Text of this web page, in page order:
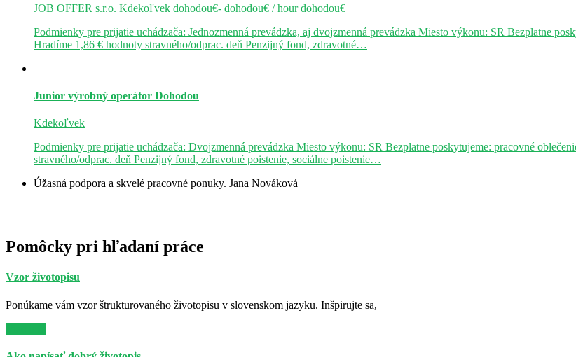
JOB OFFER s.r.o. Kdekoľvek dohodou€- dohodou€ / hourdohodou€
Podmienky pre prijatie uchádzača: Jednozmenná prevádzka, aj dvojzmenná prevádzka Miesto výkonu: SR Bezplatne
Hradíme 1,86 € hodnoty stravného/odprac. deň Penzijný fond, zdravotné…
Junior výrobný operátor Dohodou
Kdekoľvek
Podmienky pre prijatie uchádzača: Dvojzmenná prevádzka Miesto výkonu: SR Bezplatne poskytujeme: pracovné
stravného/odprac. deň Penzijný fond, zdravotné poistenie, sociálne poistenie…
Úžasná podpora a skvelé pracovné ponuky. Jana Nováková
Pomôcky pri hľadaní práce
Vzor životopisu
Ponúkame vám vzor štrukturovaného životopisu v slovenskom jazyku. Inšpirujte sa,